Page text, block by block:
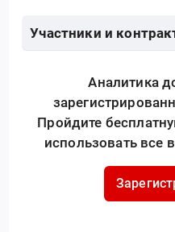
Участники и
Аналитика
Пройдите
использовать все